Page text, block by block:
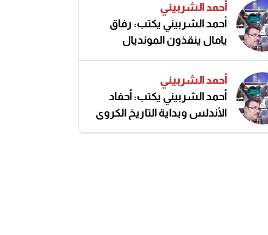
أحمد الشربيني
أحمد الشربيني يكتب: رفاق
يامال ينقذون المونديال
أحمد الشربيني
أحمد الشربيني يكتب: أحفاد
الأندلس وبداية التاريخ الكروي